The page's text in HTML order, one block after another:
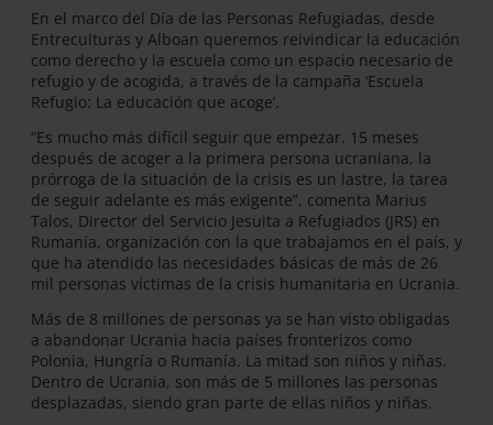
En el marco del Día de las Personas Refugiadas, desde
Entreculturas y Alboan queremos reivindicar la educación
como derecho y la escuela como un espacio necesario de
refugio y de acogida, a través de la campaña ‘Escuela
Refugio: La educación que acoge’.
“Es mucho más difícil seguir que empezar. 15 meses
después de acoger a la primera persona ucraniana, la
prórroga de la situación de la crisis es un lastre, la tarea
de seguir adelante es más exigente”, comenta Marius
Talos, Director del Servicio Jesuita a Refugiados (JRS) en
Rumanía, organización con la que trabajamos en el país, y
que ha atendido las necesidades básicas de más de 26
mil personas víctimas de la crisis humanitaria en Ucrania.
Más de 8 millones de personas ya se han visto obligadas
a abandonar Ucrania hacia países fronterizos como
Polonia, Hungría o Rumanía. La mitad son niños y niñas.
Dentro de Ucrania, son más de 5 millones las personas
desplazadas, siendo gran parte de ellas niños y niñas.